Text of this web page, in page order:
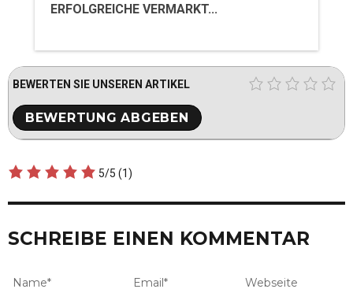
ERFOLGREICHE VERMARKT...
BEWERTEN SIE UNSEREN ARTIKEL
5/5 (1)
SCHREIBE EINEN KOMMENTAR